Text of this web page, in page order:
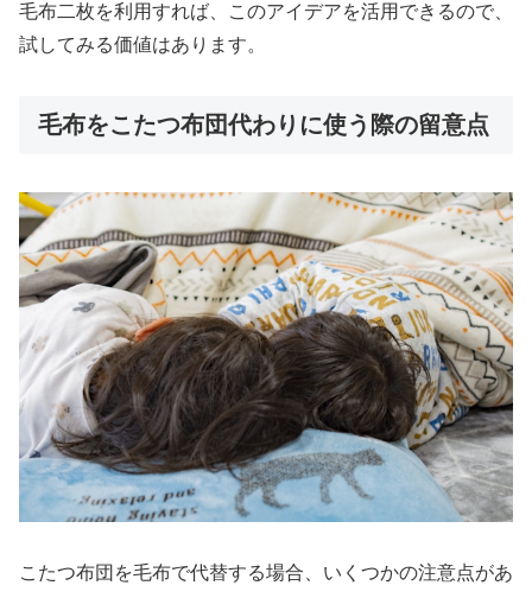
毛布二枚を利用すれば、このアイデアを活用できるので、
試してみる価値はあります。
毛布をこたつ布団代わりに使う際の留意点
こたつ布団を毛布で代替する場合、いくつかの注意点があ